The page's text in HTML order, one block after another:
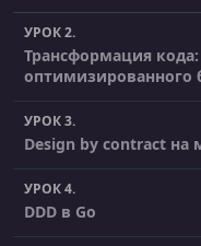
УРОК 2.
Трансформация
оптимизированного
УРОК 3.
Design by contract на
УРОК 4.
DDD в Go